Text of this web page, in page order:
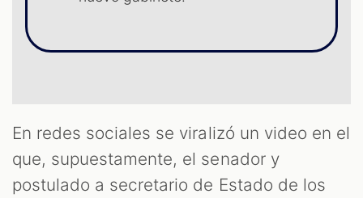
En redes sociales se viralizó un video en el
que, supuestamente, el senador y
postulado a secretario de Estado de los